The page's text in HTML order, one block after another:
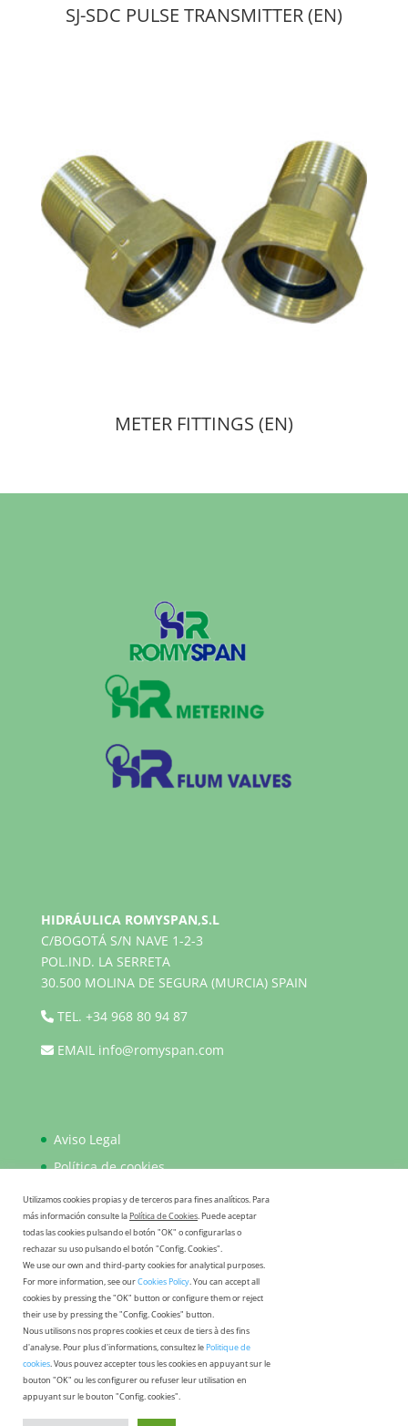
SJ-SDC PULSE TRANSMITTER (EN)
METER FITTINGS (EN)
HIDRÁULICA ROMYSPAN,S.L
C/BOGOTÁ S/N NAVE 1-2-3
POL.IND. LA SERRETA
30.500 MOLINA DE SEGURA (MURCIA) SPAIN
TEL. +34 968 80 94 87
EMAIL info@romyspan.com
Aviso Legal
Política de cookies
Política de privacidad
FAQ
HIDRÁULICA ROMYSPAN S.L. - C/Bogotá 1-2-3, Pol.
Utilizamos cookies propias y de terceros para fines analíticos. Para
más información consulte laPolítica de Cookies. Puede aceptar
todas las cookies pulsando el botón "OK" o configurarlas o
rechazar su uso pulsando el botón "Config. Cookies".
We use our own and third-party cookies for analytical purposes.
For more information, see ourCookies Policy. You can accept all
cookies by pressing the "OK" button or configure them or reject
their use by pressing the "Config. Cookies" button.
Nous utilisons nos propres cookies et ceux de tiers à des fins
d'analyse. Pour plus d'informations, consultez lePolitique de
cookies. Vous pouvez accepter tous les cookies en appuyant sur le
bouton "OK" ou les configurer ou refuser leur utilisation en
appuyant sur le bouton "Config. cookies".